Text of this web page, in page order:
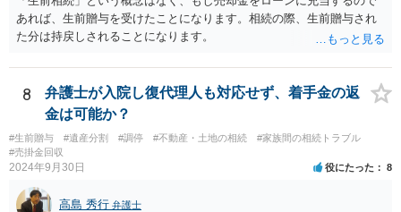
除条件 慈善団体への寄附を予約しつつ、資金不足時は解除できる条項
を設定。 などがあり得るかと思われます。
あれば、生前贈与を受けたことになります。相続の際、生前贈与され
た分は持戻しされることになります。
8
弁護士が入院し復代理人も対応せず、着手金の返
金は可能か？
#生前贈与 #遺産分割 #調停 #不動産・土地の相続
#家族間の相続トラブル
#売掛金回収
2024年9月30日 役にたった 8
高島 秀行 弁護士